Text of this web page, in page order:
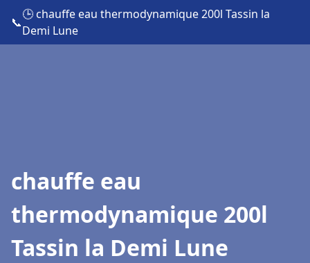
📞
🕒 chauffe eau thermodynamique 200l Tassin la
Demi Lune
chauffe eau
thermodynamique 200l
Tassin la Demi Lune